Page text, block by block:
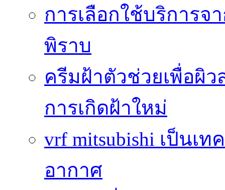
การเลือกใช้บริการ
พิราบ
ครีมฝ้าตัวช่วยเพื่อผิ
การเกิดฝ้าใหม่
vrf mitsubishi เป็นเ
อากาศ